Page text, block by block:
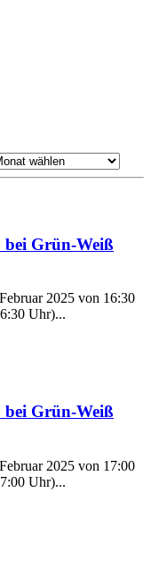
Grün-Weiß
2025 von 16:30
Uhr)...
Grün-Weiß
2025 von 17:00
Uhr)...